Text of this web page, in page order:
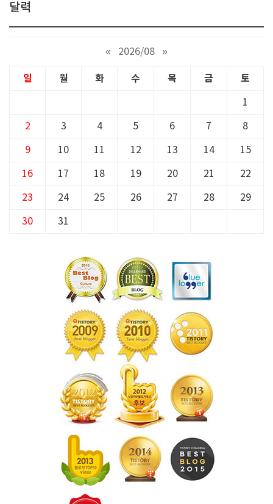
달력
« 2026/08 »
일 월 화 수 목 금 토
1
2 3 4 5 6 7 8
9 10 11 12 13 14 15
16 17 18 19 20 21 22
23 24 25 26 27 28 29
30 31